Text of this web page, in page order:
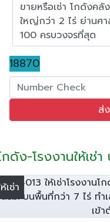
18870
กดัง-โรงงานให้เช่
เช่า